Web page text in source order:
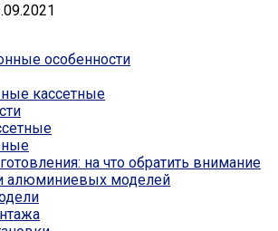
особенности
кассетные
на что обратить внимание
алюминиевых моделей